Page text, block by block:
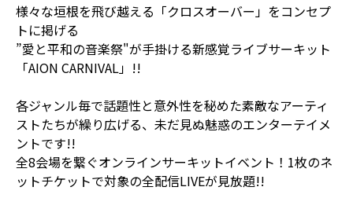
様々な垣根を飛び越える「クロスオーバー」をコンセプ
トに掲げる
”愛と平和の音楽祭"が手掛ける新感覚ライブサーキット
「AION CARNIVAL」!!
各ジャンル毎で話題性と意外性を秘めた素敵なアーティ
ストたちが繰り広げる、未だ見ぬ魅惑のエンターテイメ
ントです!!
全8会場を繋ぐオンラインサーキットイベント！1枚のネ
ットチケットで対象の全配信LIVEが見放題!!